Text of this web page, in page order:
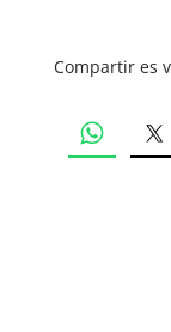
Compartir es